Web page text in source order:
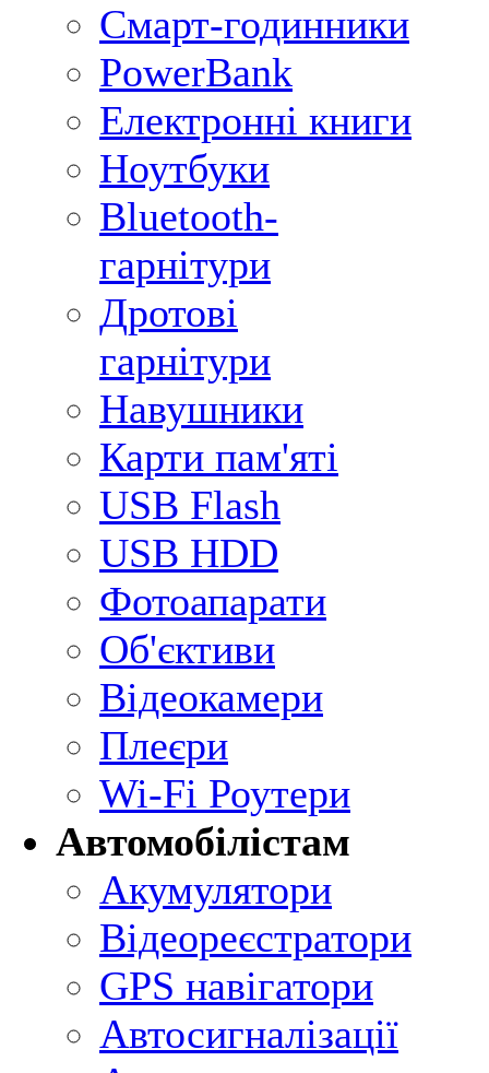
Смарт-годинники
PowerBank
Електронні книги
Ноутбуки
Bluetooth-
гарнітури
Дротові
гарнітури
Навушники
Карти пам'яті
USB Flash
USB HDD
Фотоапарати
Об'єктиви
Відеокамери
Плеєри
Wi-Fi Роутери
Автомобілістам
Акумулятори
Відеореєстратори
GPS навігатори
Автосигналізації